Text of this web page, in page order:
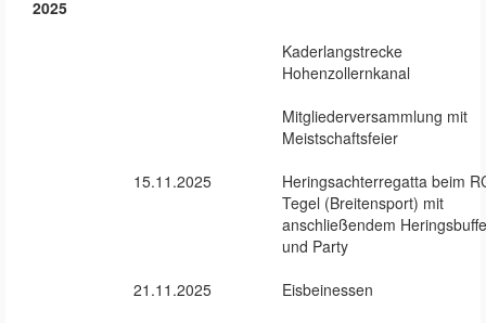
2025
Kaderlangstrecke
Hohenzollernkanal
Mitgliederversammlung mit
Meistschaftsfeier
15.11.2025
Heringsachterregatta beim
Tegel (Breitensport) mit
anschließendem
und Party
21.11.2025
Eisbeinessen